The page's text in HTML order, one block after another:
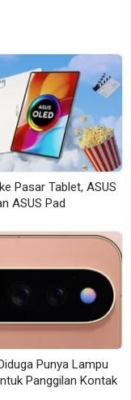
lama, dan
5.260mAh. Di
baterai
ini.
sebagai
baterai besar
kelas ini
kerja
MediaTek Helio
hadir dengan
Pasar Tablet, ASUS
ASUS Pad
Punya Lampu
Panggilan Kontak